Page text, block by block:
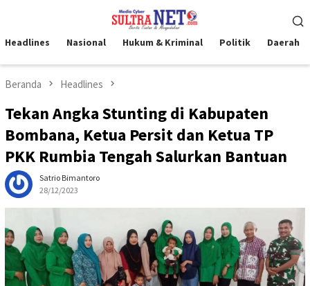
kontenMobile
Headlines Nasional Hukum & Kriminal Politik Daerah
Beranda Headlines
Tekan Angka Stunting di Kabupaten
Bombana, Ketua Persit dan Ketua TP
PKK Rumbia Tengah Salurkan Bantuan
Satrio Bimantoro
28/12/2023